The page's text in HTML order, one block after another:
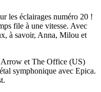
les éclairages numéro 20 !
file à une vitesse. Avec
à savoir, Anna, Milou et
Arrow et The Office (US)
symphonique avec Epica.